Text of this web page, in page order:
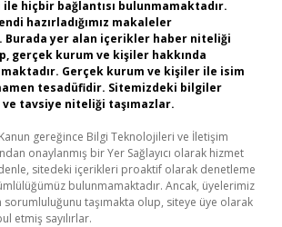
hiçbir bağlantısı bulunmamaktadır.
hazırladığımız makaleler
Burada yer alan içerikler haber niteliği
gerçek kurum ve kişiler hakkında
Gerçek kurum ve kişiler ile isim
tesadüfidir. Sitemizdeki bilgiler
tavsiye niteliği taşımazlar.
Kanun gereğince Bilgi Teknolojileri ve İletişim
onaylanmış bir Yer Sağlayıcı olarak hizmet
sitedeki içerikleri proaktif olarak denetleme
bulunmamaktadır. Ancak, üyelerimiz
sorumluluğunu taşımakta olup, siteye üye olarak
etmiş sayılırlar.